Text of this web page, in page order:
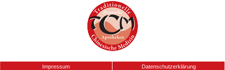
Impressum Datenschutzerklärung